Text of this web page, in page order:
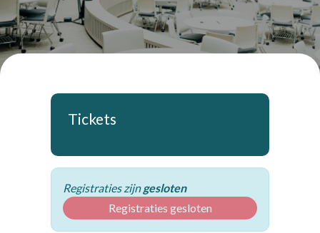
Tickets
Registraties zijngesloten
Registraties gesloten